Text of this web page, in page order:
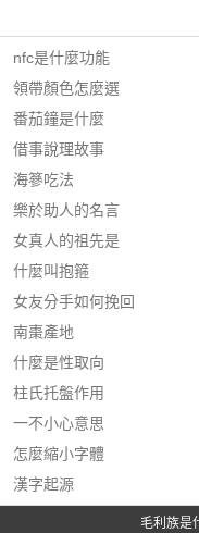
nfc是什麼功能
領帶顏色怎麼選
番茄鐘是什麼
借事說理故事
海篸吃法
樂於助人的名言
女真人的祖先是
什麼叫抱箍
女友分手如何挽回
南棗產地
什麼是性取向
柱氏托盤作用
一不小心意思
怎麼縮小字體
漢字起源
毛利族是